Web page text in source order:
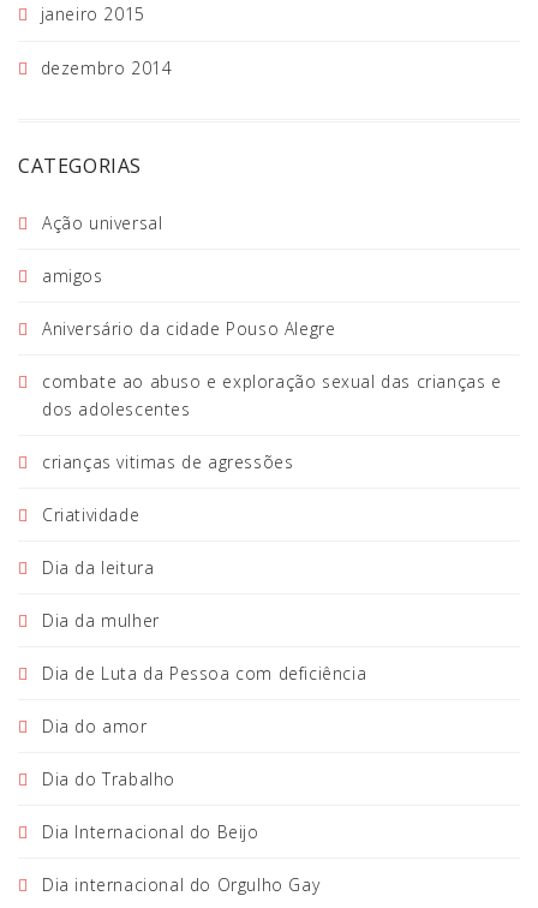
janeiro 2015
dezembro 2014
CATEGORIAS
Ação universal
amigos
Aniversário da cidade Pouso Alegre
combate ao abuso e exploração sexual das crianças e
dos adolescentes
crianças vitimas de agressões
Criatividade
Dia da leitura
Dia da mulher
Dia de Luta da Pessoa com deficiência
Dia do amor
Dia do Trabalho
Dia Internacional do Beijo
Dia internacional do Orgulho Gay